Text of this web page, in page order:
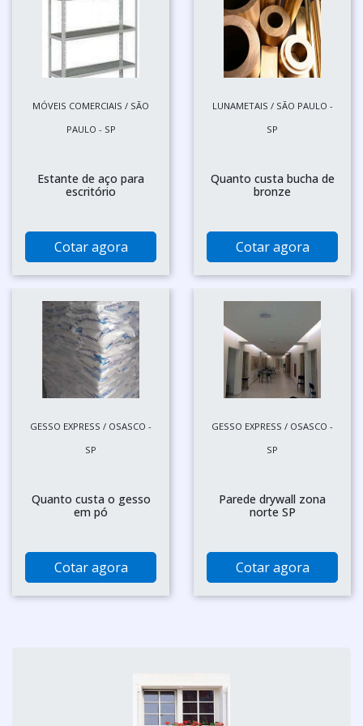
MÓVEIS COMERCIAIS / SÃO
PAULO - SP
Estante de aço para
escritório
Cotar agora
LUNAMETAIS / SÃO PAULO -
SP
Quanto custa bucha de
bronze
Cotar agora
GESSO EXPRESS / OSASCO -
SP
Quanto custa o gesso
em pó
Cotar agora
GESSO EXPRESS / OSASCO -
SP
Parede drywall zona
norte SP
Cotar agora